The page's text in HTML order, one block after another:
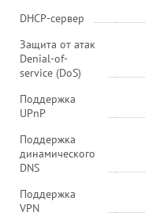
DHCP-сервер
Защита от атак
Denial-of-
service (DoS)
Поддержка
UPnP
Поддержка
динамического
DNS
Поддержка
VPN